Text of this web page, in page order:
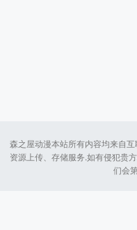
森之屋动漫本站所有内容均来自
资源上传、存储服务.如有侵犯贵
们会